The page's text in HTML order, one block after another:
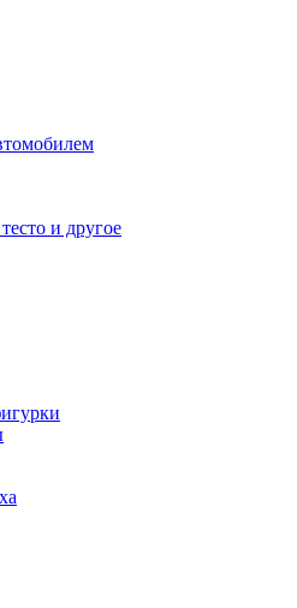
и другое